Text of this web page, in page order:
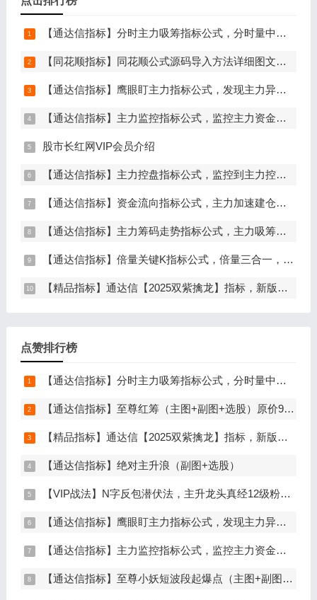
【通达信指标】分时主力吸筹指标公式，分时量中显主力（分时副图）
【同花顺指标】同花顺公式源码导入方法详细图文教程
【通达信指标】鹰眼盯主力指标公式，发现主力异动资金（副图+选股）
【通达信指标】主力监控指标公式，监控主力资金和筹码异动（副图+选股）
股市长红网VIP会员介绍
【通达信指标】主力控盘指标公式，监控到主力控盘时间越长，后期爆发力越大（副图+选股）
【通达信指标】资金流向指标公式，主力加速建仓（副图+选股）
【通达信指标】主力筹码走势指标公式，主力吸筹，筹码集中度解析，挖掘大资金信号（副图+选股）
【通达信指标】倍量关键K指标公式，倍量三合一，关键起涨K线（主图+副图+选股）
【精品指标】通达信【2025双紫擒龙】指标，新版主图、副图、选股，主力吸筹套装，手机电脑通达信通用
点赞排行榜
【通达信指标】分时主力吸筹指标公式，分时量中显主力（分时副图）
【通达信指标】至尊红筹（主图+副图+选股）原价9999元的全套指标
【精品指标】通达信【2025双紫擒龙】指标，新版主图、副图、选股，主力吸筹套装，手机电脑通达信通用
【通达信指标】绝对主升浪（副图+选股）
【VIP战法】N字反包潜伏法，主升龙头真经12级粉丝专属战法，节点潜伏
【通达信指标】鹰眼盯主力指标公式，发现主力异动资金（副图+选股）
【通达信指标】主力监控指标公式，监控主力资金和筹码异动（副图+选股）
【通达信指标】至尊小妖短波段起爆点（主图+副图+选股）